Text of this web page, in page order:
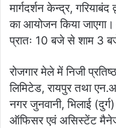
मार्गदर्शन केन्द्र,
का आयोजन किया जाएगा।
प्रातः 10 बजे से शाम 3
रोजगार मेले में निजी
लिमिटेड, रायपुर तथा
नगर जुनवानी, भिलाई
ऑफिसर एवं असिस्टेंट